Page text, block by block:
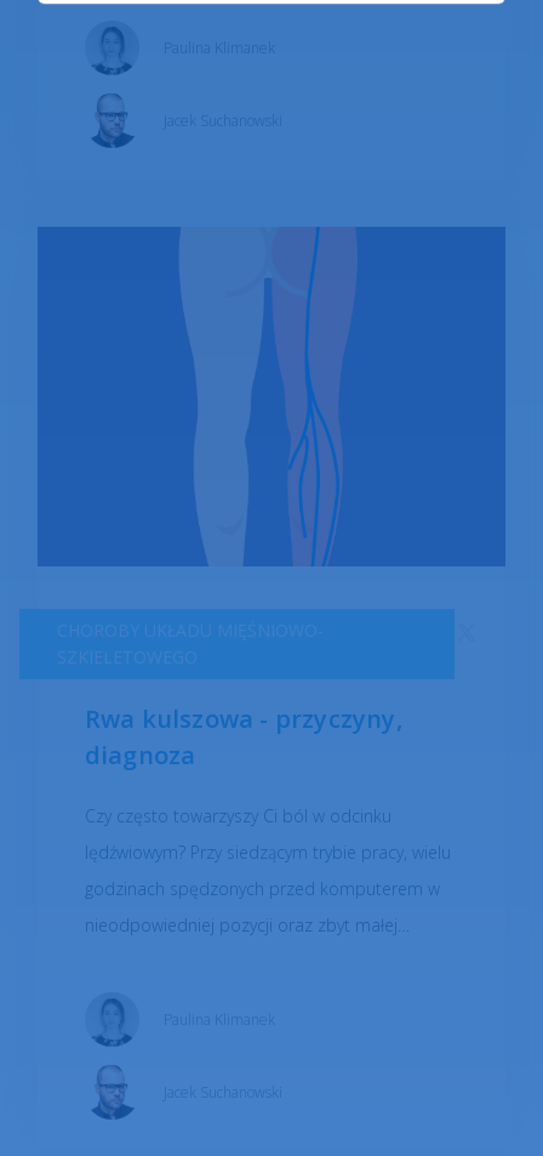
jedne z objawów powstających zwyrodnień. Jak
wspomagać leczenie? Co robić by
zminimalizować ból?
Paulina Klimanek
Jacek Suchanowski
CHOROBY UKŁADU MIĘŚNIOWO-
SZKIELETOWEGO
Rwa kulszowa - przyczyny,
diagnoza
Czy często towarzyszy Ci ból w odcinku
lędźwiowym? Przy siedzącym trybie pracy, wielu
godzinach spędzonych przed komputerem w
nieodpowiedniej pozycji oraz zbyt małej
Jakie mogą być przyczyny bólu? Czy rwa
kulszowa jest realnym zagrożeniem?
Paulina Klimanek
Jacek Suchanowski